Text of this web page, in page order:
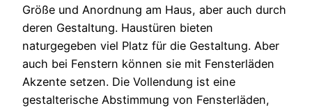
Größe und Anordnung am Haus, aber auch durch
deren Gestaltung. Haustüren bieten
naturgegeben viel Platz für die Gestaltung. Aber
auch bei Fenstern können sie mit Fensterläden
Akzente setzen. Die Vollendung ist eine
gestalterische Abstimmung von Fensterläden,